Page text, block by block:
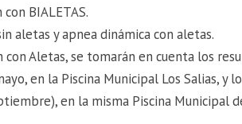
BIALETAS.
aletas y apnea dinámica con aletas.
Aletas, se tomarán en cuenta los
en la Piscina Municipal Los Salias, y
en la misma Piscina Municipal